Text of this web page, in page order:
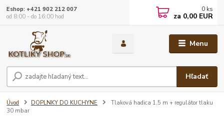
Menu
Hľadať
Eshop: +421 902 212 007
od 8:00 - do 16:00 hod
0 ks
za 0,00 EUR
Úvod DOPLNKY DO KUCHYNE
Tlaková hadica 1,5 m + regulátor tlaku
30 mbar